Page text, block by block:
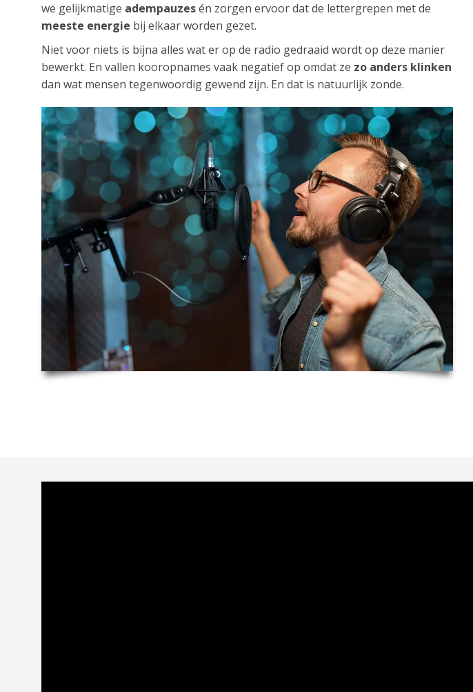
we gelijkmatige adempauzesén zorgen ervoor dat de lettergrepen met de
meeste energie bij elkaar worden gezet.
Niet voor niets is bijna alles wat er op de radio gedraaid wordt op deze manier
bewerkt. En vallen kooropnames vaak negatief op omdat ze zo anders klinken
dan wat mensen tegenwoordig gewend zijn. En dat is natuurlijk zonde.